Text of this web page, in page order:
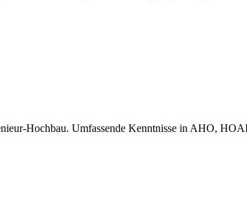
Hochbau. Umfassende Kenntnisse in AHO,